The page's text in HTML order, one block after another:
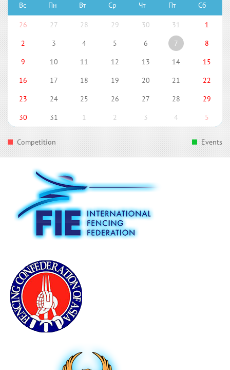
Вс Пн Вт Ср Чт Пт Сб
26 27 28 29 30 31
1
2
3 4 5 6 7
8
9
10 11 12 13 14
15
16
17 18 19 20 21
22
23
24 25 26 27 28
29
30
31 1 2 3 4 5
Competition Events